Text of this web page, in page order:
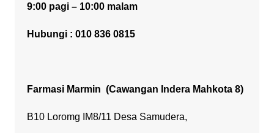
9:00 pagi – 10:00 malam
Hubungi : 010 836 0815
Farmasi Marmin (Cawangan Indera Mahkota 8)
B10 Loromg IM8/11 Desa Samudera,